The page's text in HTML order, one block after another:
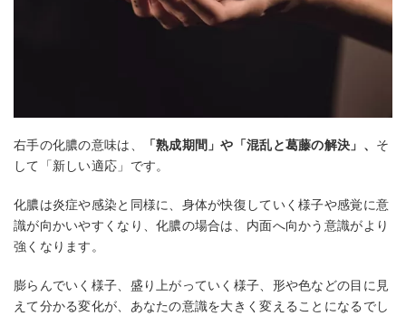
右手の化膿の意味は、 「熟成期間」や「混乱と葛藤の解決」、 そ
して「新しい適応」です。
化膿は炎症や感染と同様に、身体が快復していく様子や感覚に意
識が向かいやすくなり、化膿の場合は、内面へ向かう意識がより
強くなります。
膨らんでいく様子、盛り上がっていく様子、形や色などの目に見
えて分かる変化が、あなたの意識を大きく変えることになるでし